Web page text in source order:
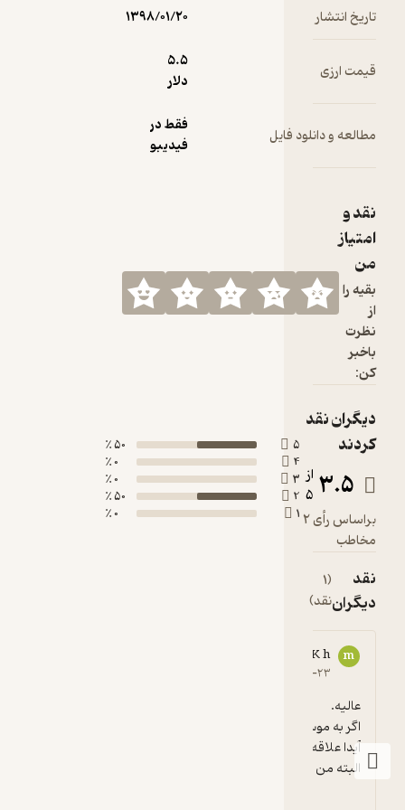
تاریخ انتشار ۱۳۹۸/۰۱/۲۰
قیمت ارزی
5.۵
مطالعه و دانلود فایل
فقط در
فیدیبو
نقد و
امتیاز
من
بقیه را
نظرت
باخبر
کن:
دیگران نقد
کردند
3.5 از
براساس رأی 2
مخاطب
50 ٪
0 ٪
3
0 ٪
50 ٪
1
0 ٪
نقد
دیگراننقد)
m.reza K h
۱۳۹۸-۰۴-۲۳
البته من قبلا دیسکش رو داشتم از کیفی...